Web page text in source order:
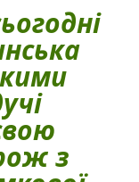
з